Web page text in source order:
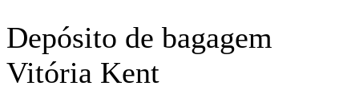
Depósito de bagagem
Vitória Kent